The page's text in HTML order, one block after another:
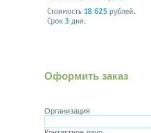
Оформить заказ
Организация